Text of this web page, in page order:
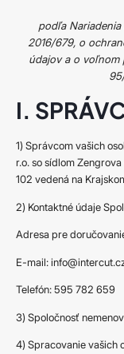
podľa
2016/679, o
údajov a o voľnom
I.
1) Správcom vašich
r.o. so sídlom
102 vedená na
2) Kontaktné údaje
Adresa pre
E-mail:
Telefón: 595 782 659
3) Spoločnosť
4) Spracovanie vašich